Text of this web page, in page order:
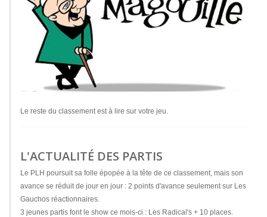
Le reste du classement est à lire sur votre jeu.
L'ACTUALITÉ DES PARTIS
Le PLH poursuit sa folle épopée à la tête de ce classement, mais son
avance se réduit de jour en jour : 2 points d'avance seulement sur Les
Gauchos réactionnaires.
3 jeunes partis font le show ce mois-ci : Les Radical's + 10 places.